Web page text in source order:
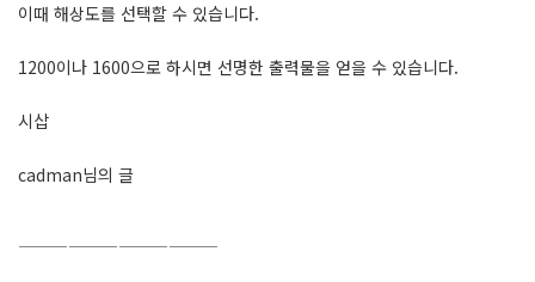
이때 해상도를 선택할 수 있습니다.
1200이나 1600으로 하시면 선명한 출력물을 얻을 수 있습니다.
시삽
cadman님의 글
————————————